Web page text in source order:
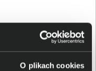
O plikach cookies
11 może wymagać
Secure Boot
znajdziesz w instrukcji
na stronie: